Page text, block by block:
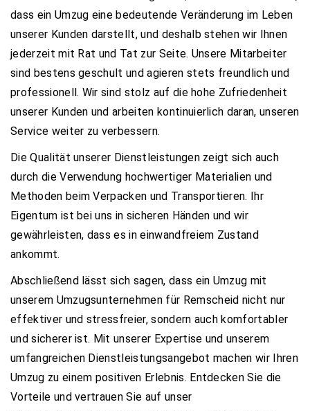
dass ein Umzug eine bedeutende Veränderung im Leben
unserer Kunden darstellt, und deshalb stehen wir Ihnen
jederzeit mit Rat und Tat zur Seite. Unsere Mitarbeiter
sind bestens geschult und agieren stets freundlich und
professionell. Wir sind stolz auf die hohe Zufriedenheit
unserer Kunden und arbeiten kontinuierlich daran, unseren
Service weiter zu verbessern.
Die Qualität unserer Dienstleistungen zeigt sich auch
durch die Verwendung hochwertiger Materialien und
Methoden beim Verpacken und Transportieren. Ihr
Eigentum ist bei uns in sicheren Händen und wir
gewährleisten, dass es in einwandfreiem Zustand
ankommt.
Abschließend lässt sich sagen, dass ein Umzug mit
unserem Umzugsunternehmen für Remscheid nicht nur
effektiver und stressfreier, sondern auch komfortabler
und sicherer ist. Mit unserer Expertise und unserem
umfangreichen Dienstleistungsangebot machen wir Ihren
Umzug zu einem positiven Erlebnis. Entdecken Sie die
Vorteile und vertrauen Sie auf unser